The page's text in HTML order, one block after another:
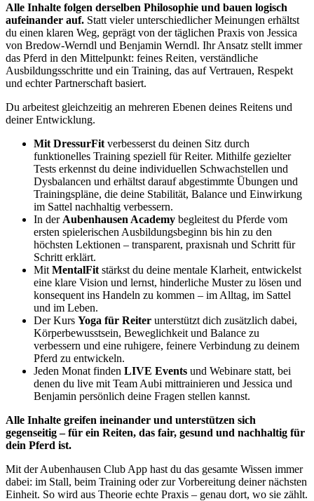
Alle Inhalte folgen derselben Philosophie und bauen logisch
aufeinander auf. Statt vieler unterschiedlicher Meinungen erhältst
du einen klaren Weg, geprägt von der täglichen Praxis von Jessica
von Bredow-Werndl und Benjamin Werndl. Ihr Ansatz stellt immer
das Pferd in den Mittelpunkt: feines Reiten, verständliche
Ausbildungsschritte und ein Training, das auf Vertrauen, Respekt
und echter Partnerschaft basiert.
Du arbeitest gleichzeitig an mehreren Ebenen deines Reitens und
deiner Entwicklung.
Mit DressurFit verbesserst du deinen Sitz durch
funktionelles Training speziell für Reiter. Mithilfe gezielter
Tests erkennst du deine individuellen Schwachstellen und
Dysbalancen und erhältst darauf abgestimmte Übungen und
Trainingspläne, die deine Stabilität, Balance und Einwirkung
im Sattel nachhaltig verbessern.
In der Aubenhausen Academy begleitest du Pferde vom
ersten spielerischen Ausbildungsbeginn bis hin zu den
höchsten Lektionen – transparent, praxisnah und Schritt für
Schritt erklärt.
Mit MentalFit stärkst du deine mentale Klarheit, entwickelst
eine klare Vision und lernst, hinderliche Muster zu lösen und
konsequent ins Handeln zu kommen – im Alltag, im Sattel
und im Leben.
Der Kurs Yoga für Reiter unterstützt dich zusätzlich dabei,
Körperbewusstsein, Beweglichkeit und Balance zu
verbessern und eine ruhigere, feinere Verbindung zu deinem
Pferd zu entwickeln.
Jeden Monat finden LIVE Events und Webinare statt, bei
denen du live mit Team Aubi mittrainieren und Jessica und
Benjamin persönlich deine Fragen stellen kannst.
Alle Inhalte greifen ineinander und unterstützen sich
gegenseitig – für ein Reiten, das fair, gesund und nachhaltig für
dein Pferd ist.
Mit der Aubenhausen Club App hast du das gesamte Wissen immer
dabei: im Stall, beim Training oder zur Vorbereitung deiner nächsten
Einheit. So wird aus Theorie echte Praxis – genau dort, wo sie zählt.